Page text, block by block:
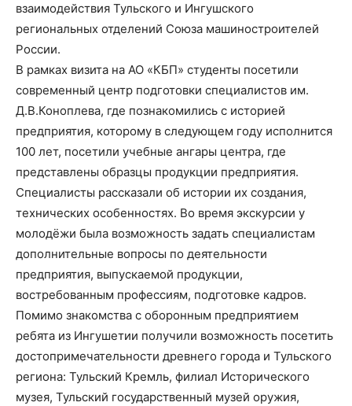
взаимодействия Тульского и Ингушского
региональных отделений Союза машиностроителей
России.
В рамках визита на АО «КБП» студенты посетили
современный центр подготовки специалистов им.
Д.В.Коноплева, где познакомились с историей
предприятия, которому в следующем году исполнится
100 лет, посетили учебные ангары центра, где
представлены образцы продукции предприятия.
Специалисты рассказали об истории их создания,
технических особенностях. Во время экскурсии у
молодёжи была возможность задать специалистам
дополнительные вопросы по деятельности
предприятия, выпускаемой продукции,
востребованным профессиям, подготовке кадров.
Помимо знакомства с оборонным предприятием
ребята из Ингушетии получили возможность посетить
достопримечательности древнего города и Тульского
региона: Тульский Кремль, филиал Исторического
музея, Тульский государственный музей оружия,